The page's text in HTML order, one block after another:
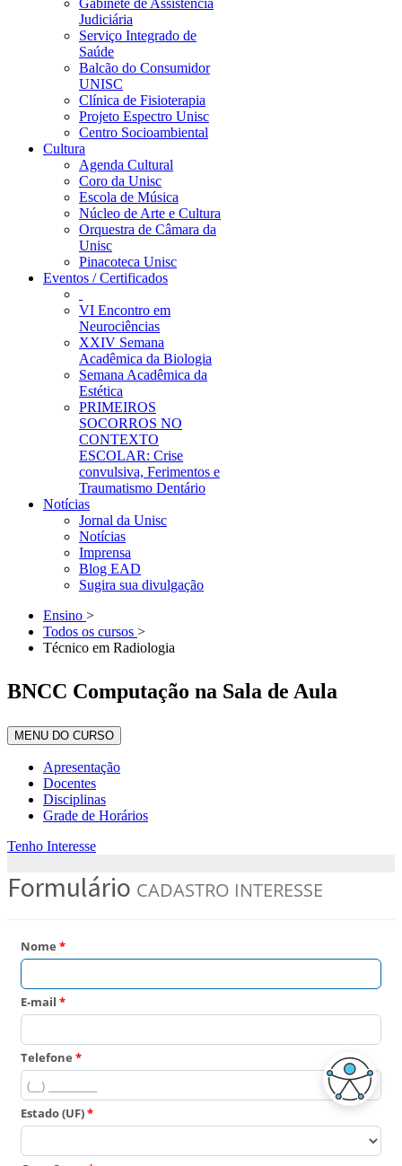
Gabinete de Assistência
Judiciária
Serviço Integrado de
Saúde
Balcão do Consumidor
UNISC
Clínica de Fisioterapia
Projeto Espectro Unisc
Centro Socioambiental
Cultura
Agenda Cultural
Coro da Unisc
Escola de Música
Núcleo de Arte e Cultura
Orquestra de Câmara da
Unisc
Pinacoteca Unisc
Eventos / Certificados
VI Encontro em
Neurociências
XXIV Semana
Acadêmica da Biologia
Semana Acadêmica da
Estética
PRIMEIROS
SOCORROS NO
CONTEXTO
ESCOLAR: Crise
convulsiva, Ferimentos e
Traumatismo Dentário
Notícias
Jornal da Unisc
Notícias
Imprensa
Blog EAD
Sugira sua divulgação
Ensino >
Todos os cursos >
Técnico em Radiologia
BNCC Computação na Sala de Aula
MENU DO CURSO
Apresentação
Docentes
Disciplinas
Grade de Horários
Tenho Interesse